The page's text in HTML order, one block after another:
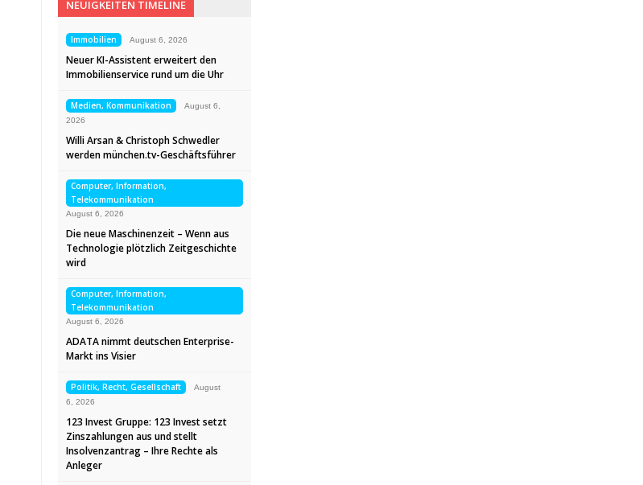
NEUIGKEITEN TIMELINE
Immobilien August 6, 2026
Neuer KI-Assistent erweitert den
Immobilienservice rund um die Uhr
Medien, Kommunikation
August 6,
2026
Willi Arsan & Christoph Schwedler
werden münchen.tv-Geschäftsführer
Computer, Information,
Telekommunikation
August 6, 2026
Die neue Maschinenzeit – Wenn aus
Technologie plötzlich Zeitgeschichte
wird
Computer, Information,
Telekommunikation
August 6, 2026
ADATA nimmt deutschen Enterprise-
Markt ins Visier
Politik, Recht, Gesellschaft
August
6, 2026
123 Invest Gruppe: 123 Invest setzt
Zinszahlungen aus und stellt
Insolvenzantrag – Ihre Rechte als
Anleger